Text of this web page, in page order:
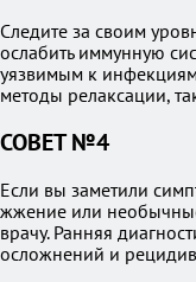
Следите за своим
ослабить иммунную
уязвимым к
методы релаксации,
СОВЕТ №4
Если вы заметили
жжение или
врачу. Ранняя
осложнений и